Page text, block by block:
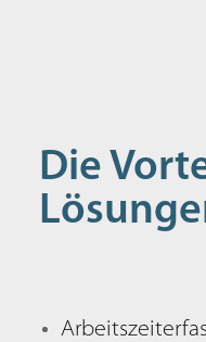
Die